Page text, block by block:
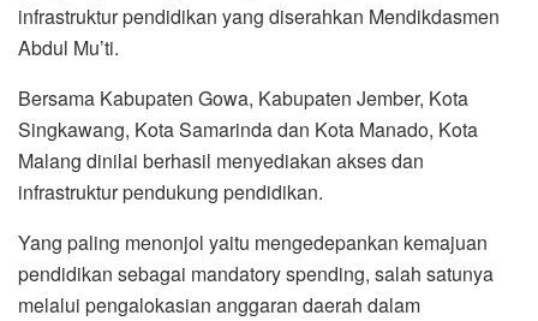
infrastruktur pendidikan yang diserahkan Mendikdasmen
Abdul Mu’ti.
Bersama Kabupaten Gowa, Kabupaten Jember, Kota
Singkawang, Kota Samarinda dan Kota Manado, Kota
Malang dinilai berhasil menyediakan akses dan
infrastruktur pendukung pendidikan.
Yang paling menonjol yaitu mengedepankan kemajuan
pendidikan sebagai mandatory spending, salah satunya
melalui pengalokasian anggaran daerah dalam